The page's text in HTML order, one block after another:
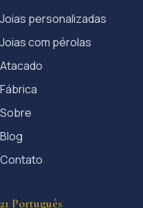
Joias personalizadas
Joias com pérolas
Atacado
Fábrica
Sobre
Blog
Contato
21 Português